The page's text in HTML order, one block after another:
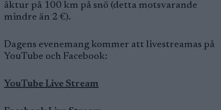
åktur på 100 km på snö (detta motsvarande
mindre än 2 €).
Dagens evenemang kommer att livestreamas på
YouTube och Facebook:
YouTube Live Stream